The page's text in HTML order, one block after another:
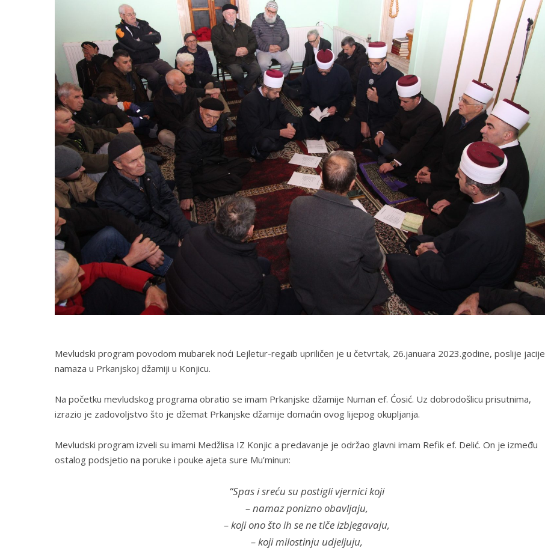
Mevludski program povodom mubarek noći Lejletur-regaib upriličen je u četvrtak, 26.januara 2023.godine, poslije jacije
namaza u Prkanjskoj džamiji u Konjicu.
Na početku mevludskog programa obratio se imam Prkanjske džamije Numan ef. Ćosić. Uz dobrodošlicu prisutnima,
izrazio je zadovoljstvo što je džemat Prkanjske džamije domaćin ovog lijepog okupljanja.
Mevludski program izveli su imami Medžlisa IZ Konjic a predavanje je održao glavni imam Refik ef. Delić. On je između
ostalog podsjetio na poruke i pouke ajeta sure Mu’minun:
“Spas i sreću su postigli vjernici koji
– namaz ponizno obavljaju,
– koji ono što ih se ne tiče izbjegavaju,
– koji milostinju udjeljuju,